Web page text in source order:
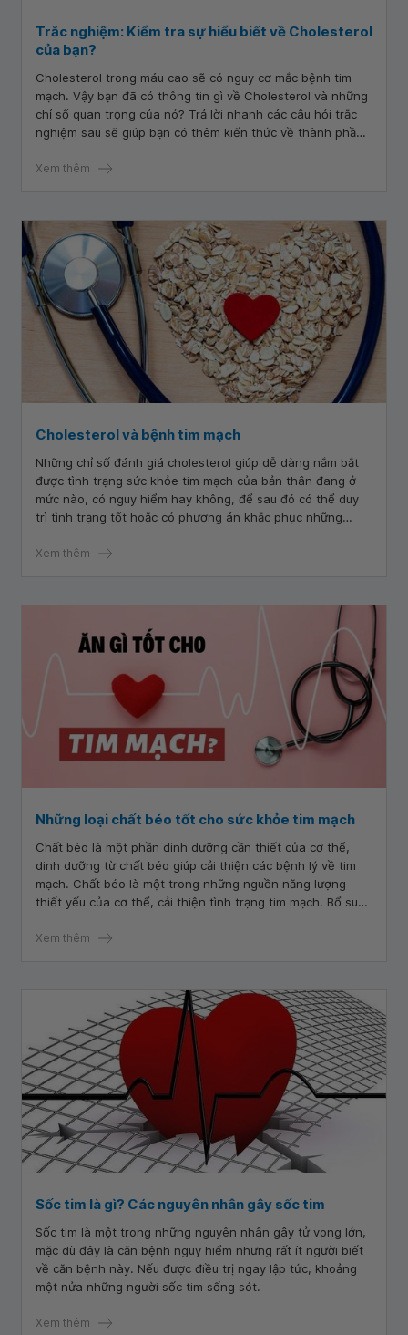
Trắc nghiệm: Kiểm tra sự hiểu biết về Cholesterol
của bạn?
Cholesterol trong máu cao sẽ có nguy cơ mắc bệnh tim
mạch. Vậy bạn đã có thông tin gì về Cholesterol và những
chỉ số quan trọng của nó? Trả lời nhanh các câu hỏi trắc
nghiệm sau sẽ giúp bạn có thêm kiến thức về thành phần
Xem thêm
Cholesterol và bệnh tim mạch
Những chỉ số đánh giá cholesterol giúp dễ dàng nắm bắt
được tình trạng sức khỏe tim mạch của bản thân đang ở
mức nào, có nguy hiểm hay không, để sau đó có thể duy
trì tình trạng tốt hoặc có phương án khắc phục những
Xem thêm
Những loại chất béo tốt cho sức khỏe tim mạch
Chất béo là một phần dinh dưỡng cần thiết của cơ thể,
dinh dưỡng từ chất béo giúp cải thiện các bệnh lý về tim
mạch. Chất béo là một trong những nguồn năng lượng
thiết yếu của cơ thể, cải thiện tình trạng tim mạch. Bổ sung
để có một trái tim khỏe và tràn đầy sức sống.
Xem thêm
Sốc tim là gì? Các nguyên nhân gây sốc tim
Sốc tim là một trong những nguyên nhân gây tử vong lớn,
mặc dù đây là căn bệnh nguy hiểm nhưng rất ít người biết
về căn bệnh này. Nếu được điều trị ngay lập tức, khoảng
một nửa những người sốc tim sống sót.
Xem thêm